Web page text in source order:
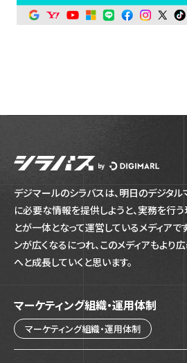
デジマールのシラバスは、明日のデジタ
に必要な情報を提供しようと、実務を行
とが一体となって運営しているメディアで
ンが広くなるにつれ、このメディアもより
へと成長していくと思います。
マーケティング組織・運用体制
マーケティング組織・運用体制